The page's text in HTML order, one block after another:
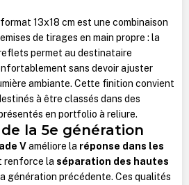
13x18 cm est une combinaison
de tirages en main propre : la
permet au destinataire
sans devoir ajuster
ambiante. Cette finition convient
à être classés dans des
en portfolio à reliure.
la 5e génération
Vaméliore la réponse dans les
renforce la séparation des hautes
génération précédente. Ces qualités